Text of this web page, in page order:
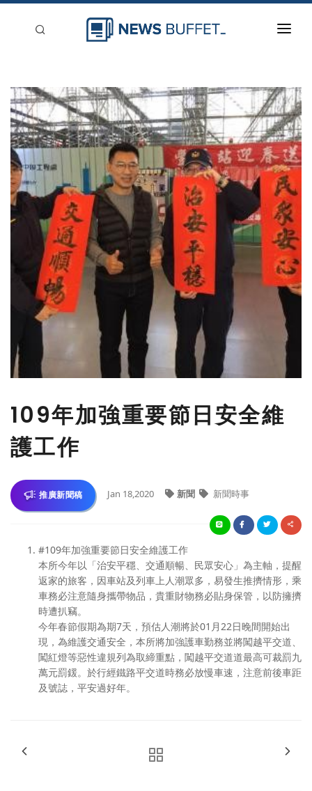
新聞稿分類
登入
刊登
109年加強重要節日安全維
護工作
推廣新聞稿 Jan 18,2020 新聞 新聞時事
#109年加強重要節日安全維護工作
本所今年以「治安平穩、交通順暢、民眾安心」為主軸，提醒
返家的旅客，因車站及列車上人潮眾多，易發生推擠情形，乘
車務必注意隨身攜帶物品，貴重財物務必貼身保管，以防擁擠
時遭扒竊。
今年春節假期為期7天，預估人潮將於01月22日晚間開始出
現，為維護交通安全，本所將加強護車勤務並將闖越平交道、
闖紅燈等惡性違規列為取締重點，闖越平交道道最高可裁罰九
萬元罰鍰。於行經鐵路平交道時務必放慢車速，注意前後車距
及號誌，平安過好年。